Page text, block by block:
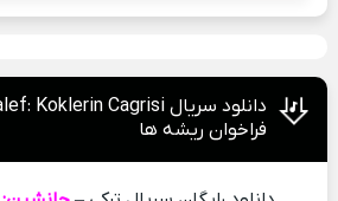
فراخوان ریشه ها